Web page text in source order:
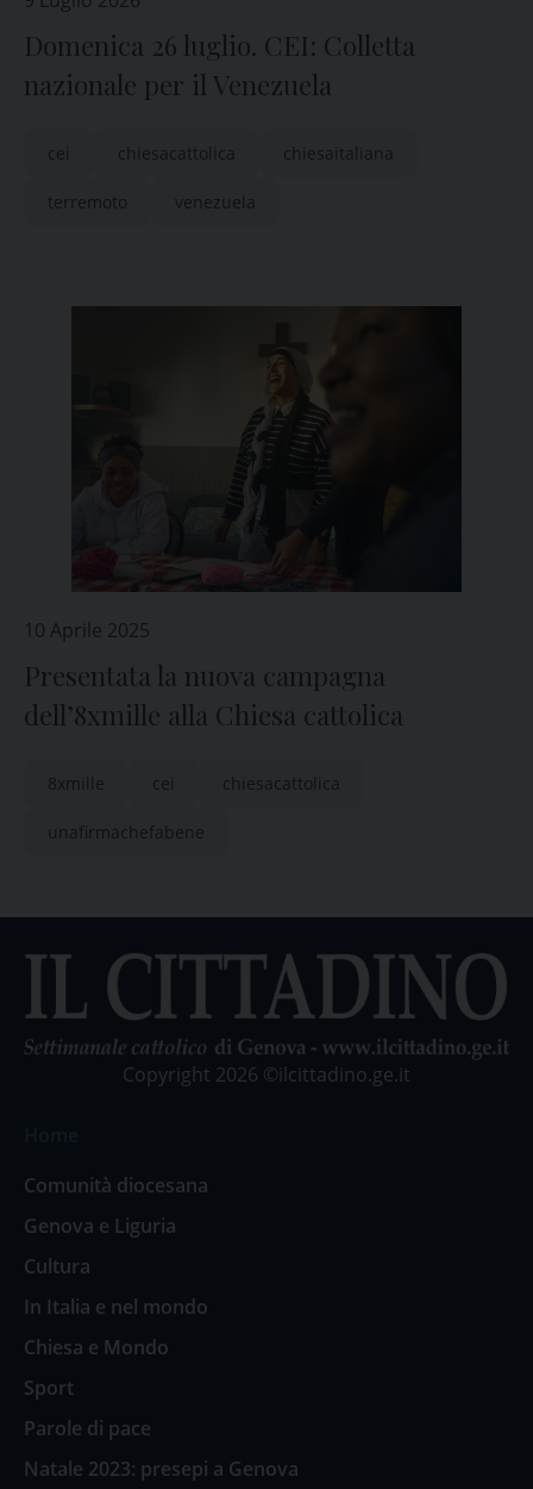
Domenica 26 luglio. CEI: Colletta
nazionale per il Venezuela
cei chiesacattolica chiesaitaliana
terremoto venezuela
10 Aprile 2025
Presentata la nuova campagna
dell’8xmille alla Chiesa cattolica
8xmille cei chiesacattolica
unafirmachefabene
Copyright 2026 ©ilcittadino.ge.it
Comunità diocesana
Genova e Liguria
Cultura
In Italia e nel mondo
Chiesa e Mondo
Sport
Parole di pace
Natale 2023: presepi a Genova